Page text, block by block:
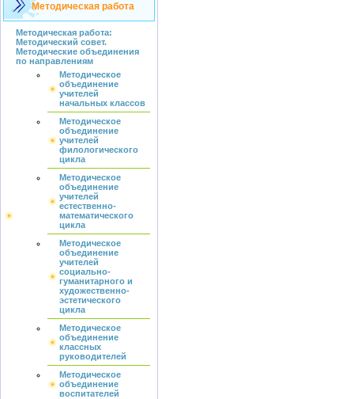
Методическая работа
Методическая работа:
Методический совет.
Методические объединения
по направлениям
Методическое
объединение
учителей
начальных классов
Методическое
объединение
учителей
филологического
цикла
Методическое
объединение
учителей
естественно-
математического
цикла
Методическое
объединение
учителей
социально-
гуманитарного и
художественно-
эстетического
цикла
Методическое
объединение
классных
руководителей
Методическое
объединение
воспитателей